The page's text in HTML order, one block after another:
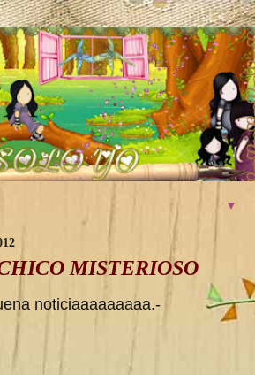
▼
MISTERIOSO
noticiaaaaaaaaa.-